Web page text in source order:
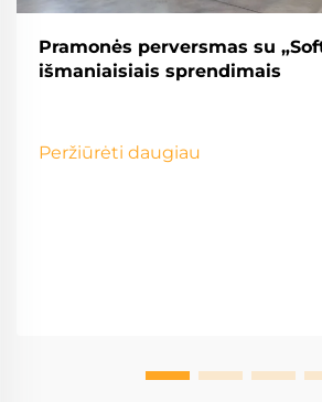
Pramonės perversmas su
išmaniaisiais sprendimais
Peržiūrėti daugiau